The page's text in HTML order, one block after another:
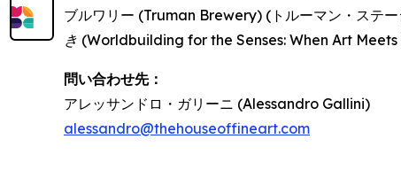
ブルワリー (Truman Brewery) (トルーマン・ステ
き (Worldbuilding for the Senses: When Art Meets
問い合わせ先：
アレッサンドロ・ガリーニ (Alessandro Gallini)
alessandro@thehouseoffineart.com